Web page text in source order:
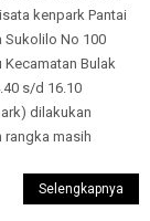
kenpark Pantai
Sukolilo No 100
Kecamatan Bulak
s/d 16.10
dilakukan
rangka masih
Selengkapnya